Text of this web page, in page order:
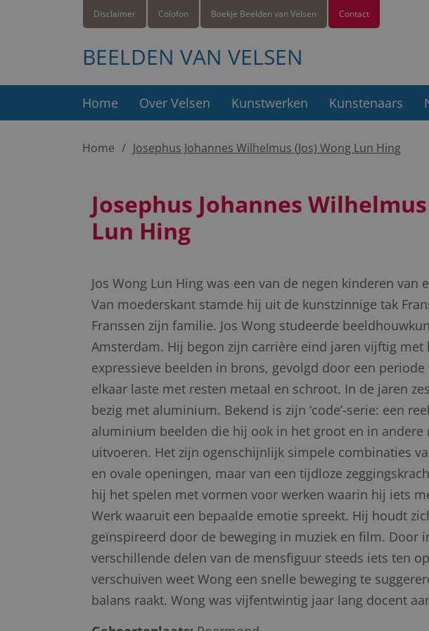
Contact
Boekje Beelden van Velsen
Colofon
Disclaimer
BEELDEN VAN VELSEN
Home Over Velsen Kunstwerken Kunstenaars
Home Josephus Johannes Wilhelmus (Jos) Wong Lun Hing
Josephus Johannes
Lun Hing
Jos Wong Lun Hing was een van de negen kinderen van
Van moederskant stamde hij uit de kunstzinnige tak
Franssen zijn familie. Jos Wong studeerde
Amsterdam. Hij begon zijn carrière eind jaren vijftig met
expressieve beelden in brons, gevolgd door een
elkaar laste met resten metaal en schroot. In de jaren
bezig met aluminium. Bekend is zijn ‘code’-serie: een
aluminium beelden die hij ook in het groot en in andere
uitvoeren. Het zijn ogenschijnlijk simpele combinaties
en ovale openingen, maar van een tijdloze
hij het spelen met vormen voor werken waarin hij iets
Werk waaruit een bepaalde emotie spreekt. Hij houdt
geïnspireerd door de beweging in muziek en film. Door
verschillende delen van de mensfiguur steeds iets ten
verschuiven weet Wong een snelle beweging te
balans raakt. Wong was vijfentwintig jaar lang docent